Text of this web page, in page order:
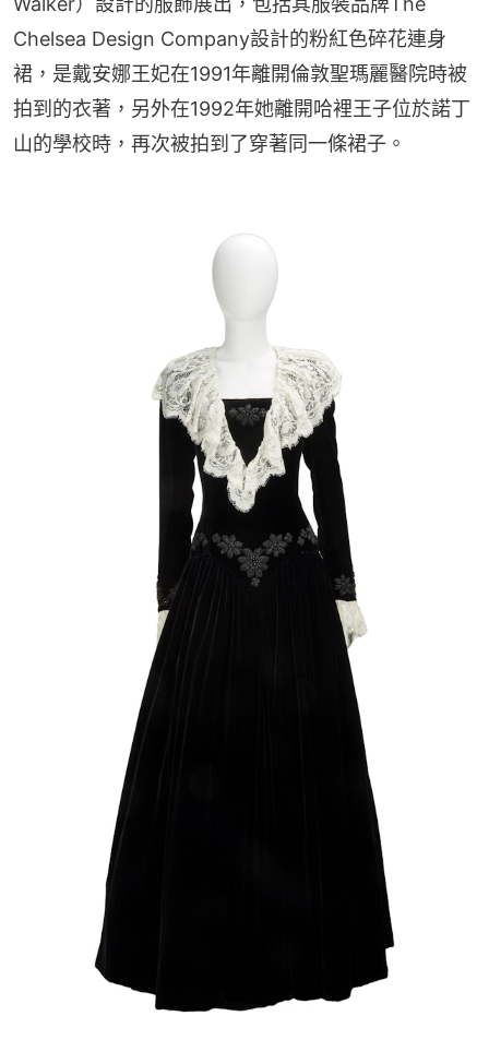
Chelsea Design Company設計的粉紅色碎花連身
裙，是戴安娜王妃在1991年離開倫敦聖瑪麗醫院時被
拍到的衣著，另外在1992年她離開哈裡王子位於諾丁
山的學校時，再次被拍到了穿著同一條裙子。